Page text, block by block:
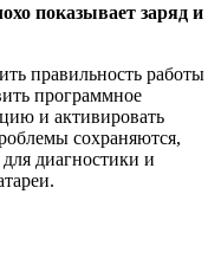
показывает заряд и
правильность работы
программное
и активировать
сохраняются,
диагностики и